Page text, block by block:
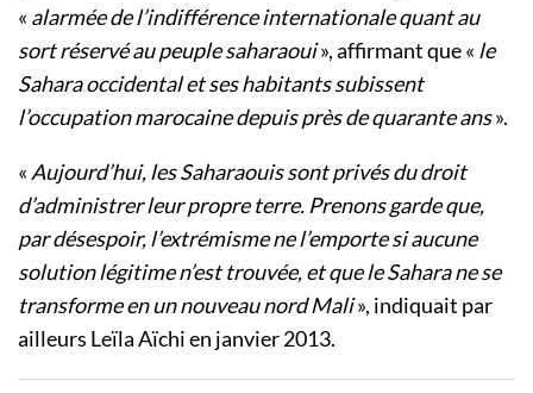
« alarmée de l’indifférence internationale quant au
sort réservé au peuple saharaoui», affirmant que « le
Sahara occidental et ses habitants subissent
l’occupation marocaine depuis près de quarante ans».
« Aujourd’hui, les Saharaouis sont privés du droit
d’administrer leur propre terre. Prenons garde que,
par désespoir, l’extrémisme ne l’emporte si aucune
solution légitime n’est trouvée, et que le Sahara ne se
transforme en un nouveau nord Mali», indiquait par
ailleurs Leïla Aïchi en janvier 2013.